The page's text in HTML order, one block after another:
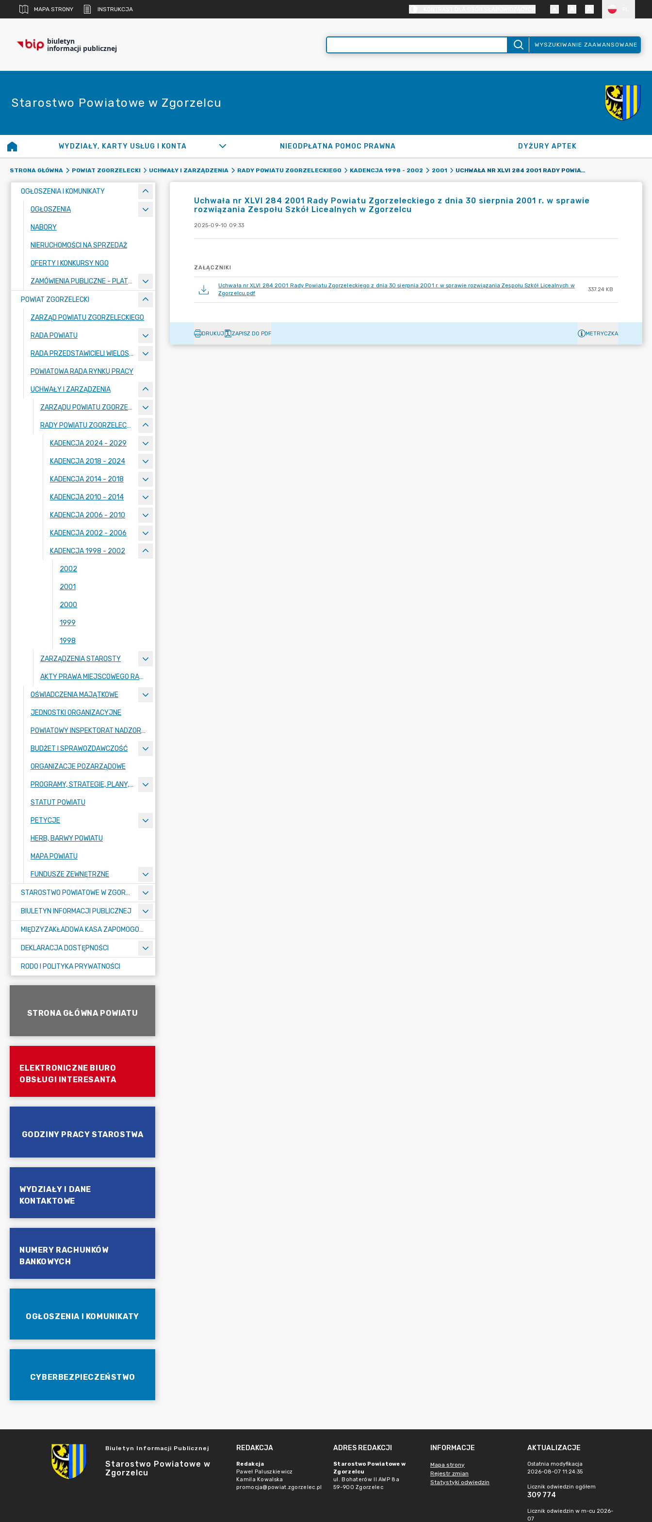
MAPA STRONY INSTRUKCJA
biuletyn
informacji publicznej WYSZUKIWANIE ZAAWANSOWANE
Starostwo Powiatowe w Zgorzelcu
WYDZIAŁY, KARTY USŁUG I KONTA NIEODPŁATNA POMOC PRAWNA DYŻURY APTEK
STRONA GŁÓWNA POWIAT ZGORZELECKI UCHWAŁY I ZARZĄDZENIA RADY POWIATU ZGORZELECKIEGO KADENCJA 1998 - 2002 2001 UCHWAŁA NR XLVI 284 2001 RADY POWIATU ZGORZELECKIEGO Z DNIA 30 SIERPNIA 2001 R. W SPRAWIE ROZWIĄZANIA ZESPOŁU SZKÓŁ LICEALNYCH W ZGORZELCU
OGŁOSZENIA I KOMUNIKATY
OGŁOSZENIA
NABORY
NIERUCHOMOŚCI NA SPRZEDAŻ
OFERTY I KONKURSY NGO
ZAMÓWIENIA PUBLICZNE - PLATFORMA ZAKUPOWA
POWIAT ZGORZELECKI
ZARZĄD POWIATU ZGORZELECKIEGO
RADA POWIATU
RADA PRZEDSTAWICIELI WIELOSPECJALISTYCZNEGO ZESPOŁU OPIEKI ZDROWOTNEJ "BOLESŁAWIEC-ZGORZELEC" SAMODZIELNEGO PUBLICZNEGO ZAKŁADU OPIEKI ZDROWOTNEJ
POWIATOWA RADA RYNKU PRACY
UCHWAŁY I ZARZĄDZENIA
ZARZĄDU POWIATU ZGORZELECKIEGO
RADY POWIATU ZGORZELECKIEGO
KADENCJA 2024 - 2029
KADENCJA 2018 - 2024
KADENCJA 2014 - 2018
KADENCJA 2010 - 2014
KADENCJA 2006 - 2010
KADENCJA 2002 - 2006
KADENCJA 1998 - 2002
2002
2001
2000
1999
1998
ZARZĄDZENIA STAROSTY
AKTY PRAWA MIEJSCOWEGO RADY POWIATU ZGORZELECKIEGO
OŚWIADCZENIA MAJĄTKOWE
JEDNOSTKI ORGANIZACYJNE
POWIATOWY INSPEKTORAT NADZORU BUDOWLANEGO
BUDŻET I SPRAWOZDAWCZOŚĆ
ORGANIZACJE POZARZĄDOWE
PROGRAMY, STRATEGIE, PLANY, RAPORTY
STATUT POWIATU
PETYCJE
HERB, BARWY POWIATU
MAPA POWIATU
FUNDUSZE ZEWNĘTRZNE
STAROSTWO POWIATOWE W ZGORZELCU
BIULETYN INFORMACJI PUBLICZNEJ
MIĘDZYZAKŁADOWA KASA ZAPOMOGOWO-POŻYCZKOWA
DEKLARACJA DOSTĘPNOŚCI
RODO I POLITYKA PRYWATNOŚCI
STRONA GŁÓWNA POWIATU
ELEKTRONICZNE BIURO
OBSŁUGI INTERESANTA
GODZINY PRACY STAROSTWA
WYDZIAŁY I DANE
KONTAKTOWE
NUMERY RACHUNKÓW
BANKOWYCH
OGŁOSZENIA I KOMUNIKATY
CYBERBEZPIECZEŃSTWO
Uchwała nr XLVI 284 2001 Rady Powiatu Zgorzeleckiego z dnia 30 sierpnia 2001 r. w sprawie
rozwiązania Zespołu Szkół Licealnych w Zgorzelcu
2025-09-10 09:33
ZAŁĄCZNIKI
Uchwała nr XLVI 284 2001 Rady Powiatu Zgorzeleckiego z dnia 30 sierpnia 2001 r. w sprawie rozwiązania Zespołu Szkół Licealnych w
Zgorzelcu.pdf
337.24 KB
DRUKUJ ZAPISZ DO PDF METRYCZKA
Biuletyn Informacji Publicznej
Starostwo Powiatowe w
Zgorzelcu
REDAKCJA
Redakcja
Paweł Paluszkiewicz
Kamila Kowalska
promocja@powiat.zgorzelec.pl
ADRES REDAKCJI
Starostwo Powiatowe w
Zgorzelcu
ul. Bohaterów II AWP 8a
59-900 Zgorzelec
INFORMACJE
Mapa strony
Rejestr zmian
Statystyki odwiedzin
AKTUALIZACJE
Ostatnia modyfikacja
2026-08-07 11:24:35
Licznik odwiedzin ogółem
309 774
Licznik odwiedzin w m-cu 2026-
07